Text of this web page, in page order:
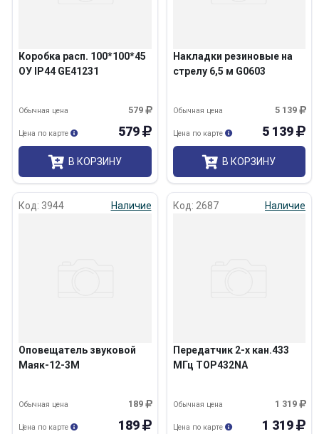
Коробка расп. 100*100*45
ОУ IP44 GE41231
579
Обычная цена
579
Цена по карте
В КОРЗИНУ
Накладки резиновые на
стрелу 6,5 м G0603
5 139
Обычная цена
5 139
Цена по карте
В КОРЗИНУ
Код: 3944 Наличие
Оповещатель звуковой
Маяк-12-3М
189
Обычная цена
189
Цена по карте
Код: 2687 Наличие
Передатчик 2-х кан.433
МГц ТОР432NA
1 319
Обычная цена
1 319
Цена по карте